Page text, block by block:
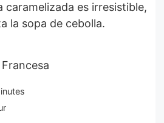
la sopa de cebolla.